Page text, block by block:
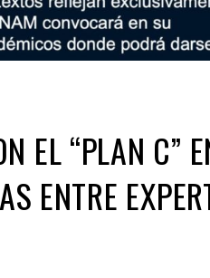
EL “PLAN C”
ENTRE